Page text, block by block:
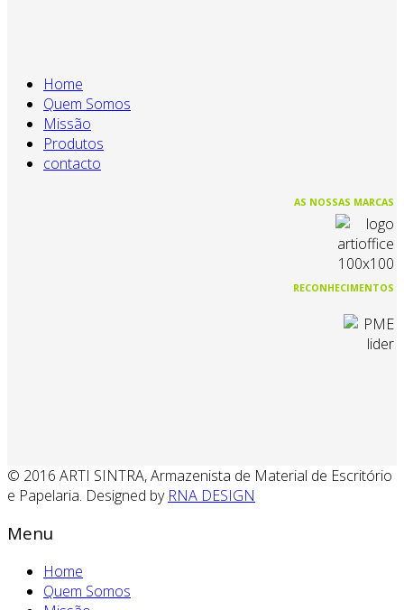
Home
Quem Somos
Missão
Produtos
contacto
AS NOSSAS MARCAS
RECONHECIMENTOS
© 2016 ARTI SINTRA, Armazenista de Material de Escritório
e Papelaria. Designed by RNA DESIGN
Menu
Home
Quem Somos